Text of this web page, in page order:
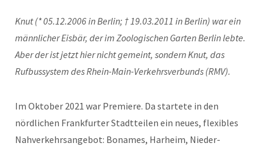
Knut (* 05.12.2006 in Berlin; † 19.03.2011 in Berlin) war ein
männlicher Eisbär, der im Zoologischen Garten Berlin lebte.
Aber der ist jetzt hier nicht gemeint, sondern Knut, das
Rufbussystem des Rhein-Main-Verkehrsverbunds (RMV).
Im Oktober 2021 war Premiere. Da startete in den
nördlichen Frankfurter Stadtteilen ein neues, flexibles
Nahverkehrsangebot: Bonames, Harheim, Nieder-